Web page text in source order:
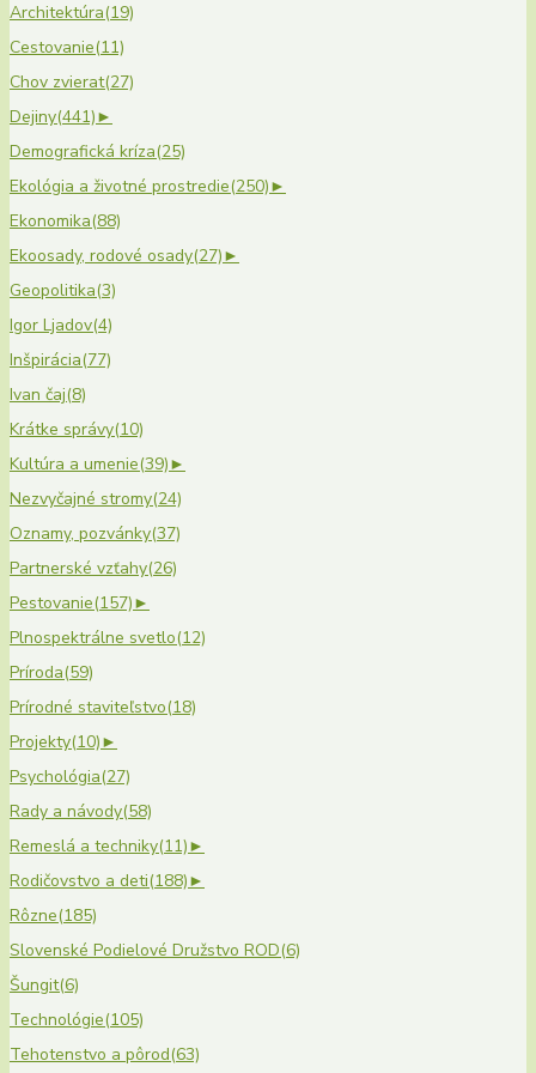
Architektúra(19)
Cestovanie(11)
Chov zvierat(27)
Dejiny(441)►
Demografická kríza(25)
Ekológia a životné prostredie(250)►
Ekonomika(88)
Ekoosady, rodové osady(27)►
Geopolitika(3)
Igor Ljadov(4)
Inšpirácia(77)
Ivan čaj(8)
Krátke správy(10)
Kultúra a umenie(39)►
Nezvyčajné stromy(24)
Oznamy, pozvánky(37)
Partnerské vzťahy(26)
Pestovanie(157)►
Plnospektrálne svetlo(12)
Príroda(59)
Prírodné staviteľstvo(18)
Projekty(10)►
Psychológia(27)
Rady a návody(58)
Remeslá a techniky(11)►
Rodičovstvo a deti(188)►
Rôzne(185)
Slovenské Podielové Družstvo ROD(6)
Šungit(6)
Technológie(105)
Tehotenstvo a pôrod(63)